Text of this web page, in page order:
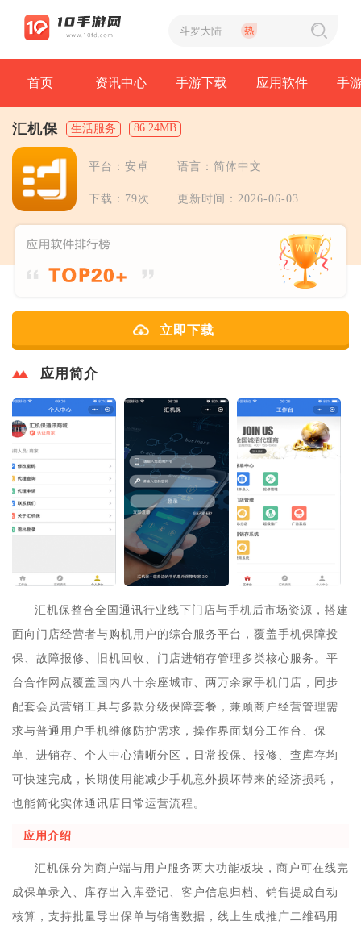
首页 资讯中心 手游下载 应用软件 手
汇机保 生活服务 86.24MB
平台：安卓 语言：简体中文
下载：79次 更新时间：2026-06-03
立即下载
应用简介
汇机保整合全国通讯行业线下门店与手机后市场资源，搭建
面向门店经营者与购机用户的综合服务平台，覆盖手机保障投
保、故障报修、旧机回收、门店进销存管理多类核心服务。平
台合作网点覆盖国内八十余座城市、两万余家手机门店，同步
配套会员营销工具与多款分级保障套餐，兼顾商户经营管理需
求与普通用户手机维修防护需求，操作界面划分工作台、保
单、进销存、个人中心清晰分区，日常投保、报修、查库存均
可快速完成，长期使用能减少手机意外损坏带来的经济损耗，
也能简化实体通讯店日常运营流程。
应用介绍
汇机保分为商户端与用户服务两大功能板块，商户可在线完
成保单录入、库存出入库登记、客户信息归档、销售提成自动
核算，支持批量导出保单与销售数据，线上生成推广二维码用